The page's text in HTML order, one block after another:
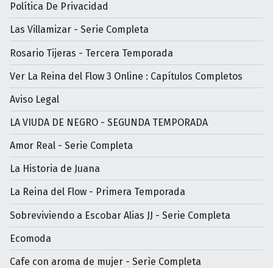
Política De Privacidad
Las Villamizar - Serie Completa
Rosario Tijeras - Tercera Temporada
Ver La Reina del Flow 3 Online : Capítulos Completos
Aviso Legal
LA VIUDA DE NEGRO - SEGUNDA TEMPORADA
Amor Real - Serie Completa
La Historia de Juana
La Reina del Flow - Primera Temporada
Sobreviviendo a Escobar Alias JJ - Serie Completa
Ecomoda
Cafe con aroma de mujer - Serìe Completa